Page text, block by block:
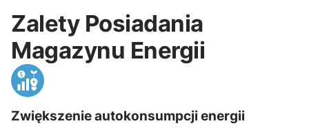
Zalety Posiadania
Magazynu Energii
Zwiększenie autokonsumpcji energii